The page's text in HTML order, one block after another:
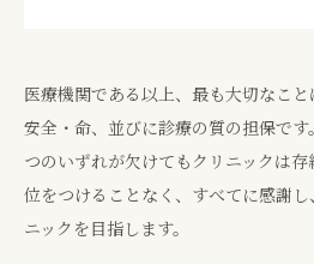
医療機関である以上、最も大切なこ
安全・命、並びに診療の質の担保です。
つのいずれが欠けてもクリニックは
位をつけることなく、すべてに感謝
ニックを目指します。